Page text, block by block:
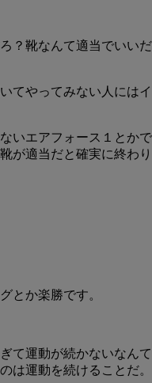
？靴なんて適当でいいだ
てやってみない人にはイ
いエアフォース１とかで
が適当だと確実に終わり
とか楽勝です。
て運動が続かないなんて
は運動を続けることだ。